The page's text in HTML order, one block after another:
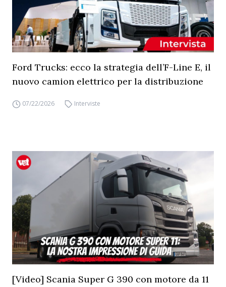
Ford Trucks: ecco la strategia dell’F-Line E, il
nuovo camion elettrico per la distribuzione
07/22/2026 Interviste
[Video] Scania Super G 390 con motore da 11